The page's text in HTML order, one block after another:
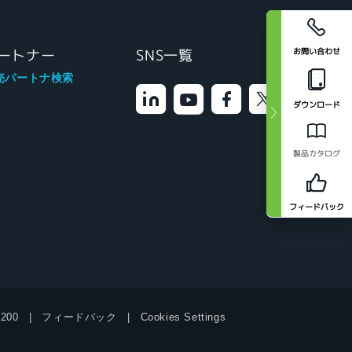
お問い合わせ
ダウンロード
製品カタログ
フィードバック
トナー
パートナ検索
SNS一覧
フィードバック Cookies Settings